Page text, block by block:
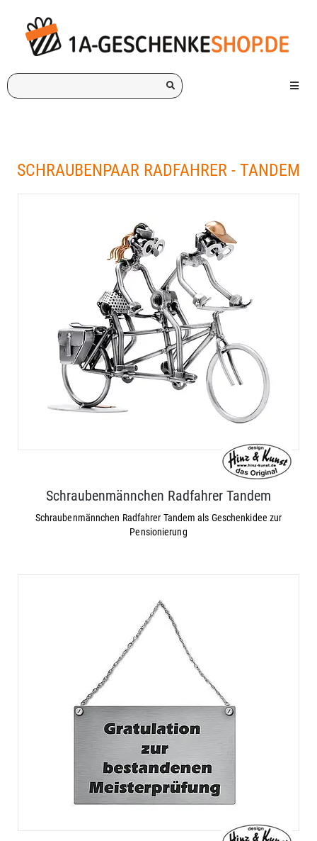
Ich
suche
Menü
SCHRAUBENPAAR RADFAHRER - TANDEM
Schraubenmännchen Radfahrer Tandem
Schraubenmännchen Radfahrer Tandem als Geschenkidee zur
Pensionierung